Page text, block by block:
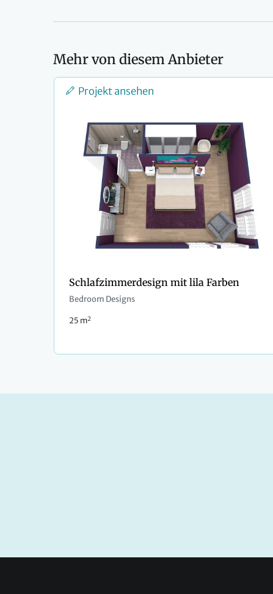
Mehr von diesem Anbieter
Projekt ansehen
Schlafzimmerdesign mit lila Farben
Bedroom Designs
25 m2